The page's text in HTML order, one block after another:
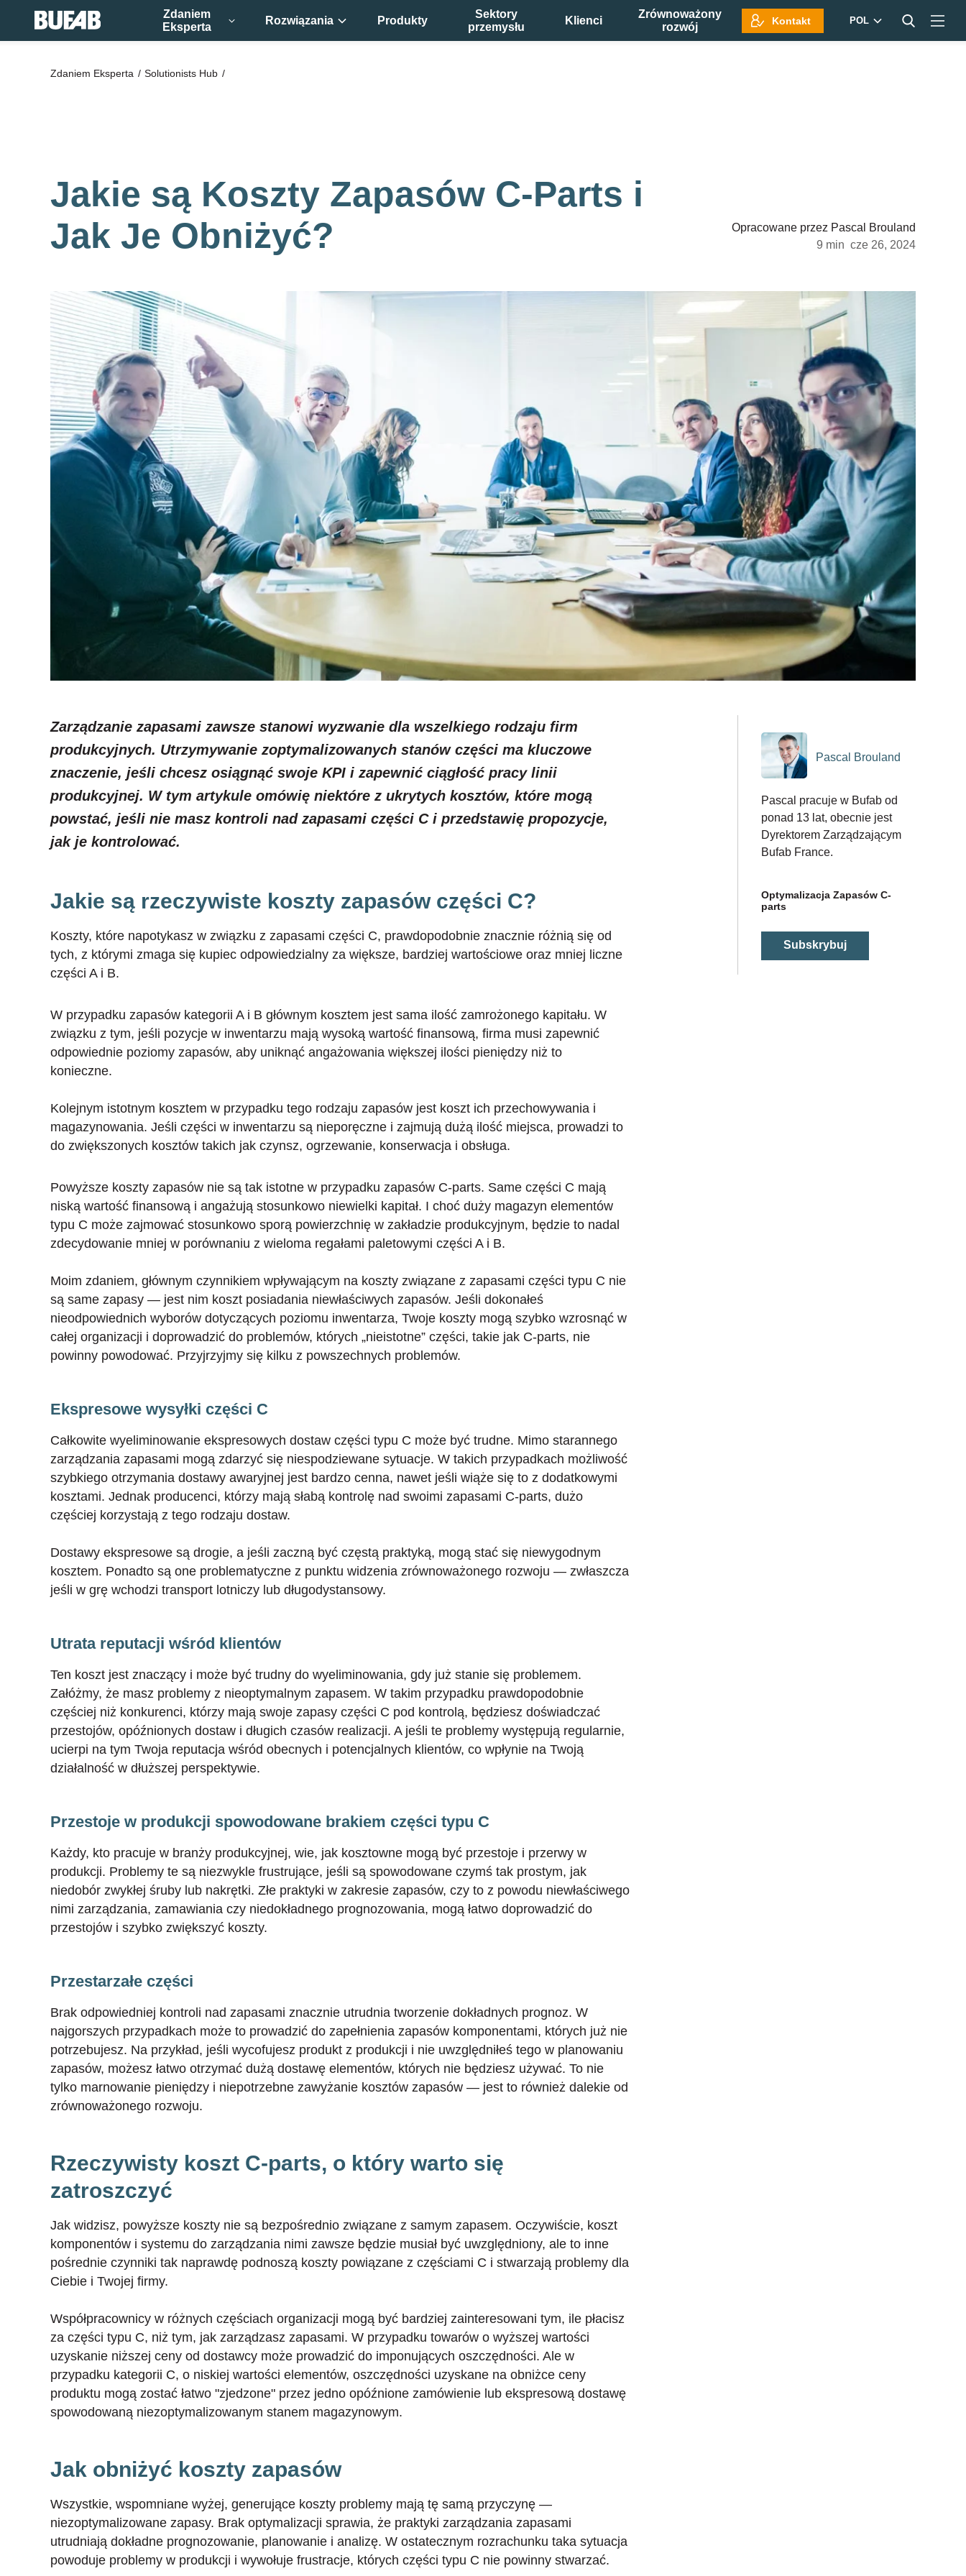
Zdaniem
Eksperta
Rozwiązania Produkty
Sektory
przemysłu
Klienci
Zrównoważony
rozwój
Kontakt POL
Zdaniem Eksperta Solutionists Hub
Jakie są Koszty Zapasów C-Parts i
Jak Je Obniżyć?
Opracowane przez Pascal Brouland
9 min cze 26, 2024
Zarządzanie zapasami zawsze stanowi wyzwanie dla wszelkiego rodzaju firm
produkcyjnych. Utrzymywanie zoptymalizowanych stanów części ma kluczowe
znaczenie, jeśli chcesz osiągnąć swoje KPI i zapewnić ciągłość pracy linii
produkcyjnej. W tym artykule omówię niektóre z ukrytych kosztów, które mogą
powstać, jeśli nie masz kontroli nad zapasami części C i przedstawię propozycje,
jak je kontrolować.
Jakie są rzeczywiste koszty zapasów części C?
Koszty, które napotykasz w związku z zapasami części C, prawdopodobnie znacznie różnią się od
tych, z którymi zmaga się kupiec odpowiedzialny za większe, bardziej wartościowe oraz mniej liczne
części A i B.
W przypadku zapasów kategorii A i B głównym kosztem jest sama ilość zamrożonego kapitału. W
związku z tym, jeśli pozycje w inwentarzu mają wysoką wartość finansową, firma musi zapewnić
odpowiednie poziomy zapasów, aby uniknąć angażowania większej ilości pieniędzy niż to
konieczne.
Kolejnym istotnym kosztem w przypadku tego rodzaju zapasów jest koszt ich przechowywania i
magazynowania. Jeśli części w inwentarzu są nieporęczne i zajmują dużą ilość miejsca, prowadzi to
do zwiększonych kosztów takich jak czynsz, ogrzewanie, konserwacja i obsługa.
Powyższe koszty zapasów nie są tak istotne w przypadku zapasów C-parts. Same części C mają
niską wartość finansową i angażują stosunkowo niewielki kapitał. I choć duży magazyn elementów
typu C może zajmować stosunkowo sporą powierzchnię w zakładzie produkcyjnym, będzie to nadal
zdecydowanie mniej w porównaniu z wieloma regałami paletowymi części A i B.
Moim zdaniem, głównym czynnikiem wpływającym na koszty związane z zapasami części typu C nie
są same zapasy — jest nim koszt posiadania niewłaściwych zapasów. Jeśli dokonałeś
nieodpowiednich wyborów dotyczących poziomu inwentarza, Twoje koszty mogą szybko wzrosnąć w
całej organizacji i doprowadzić do problemów, których „nieistotne” części, takie jak C-parts, nie
powinny powodować. Przyjrzyjmy się kilku z powszechnych problemów.
Ekspresowe wysyłki części C
Całkowite wyeliminowanie ekspresowych dostaw części typu C może być trudne. Mimo starannego
zarządzania zapasami mogą zdarzyć się niespodziewane sytuacje. W takich przypadkach możliwość
szybkiego otrzymania dostawy awaryjnej jest bardzo cenna, nawet jeśli wiąże się to z dodatkowymi
kosztami. Jednak producenci, którzy mają słabą kontrolę nad swoimi zapasami C-parts, dużo
częściej korzystają z tego rodzaju dostaw.
Dostawy ekspresowe są drogie, a jeśli zaczną być częstą praktyką, mogą stać się niewygodnym
kosztem. Ponadto są one problematyczne z punktu widzenia zrównoważonego rozwoju — zwłaszcza
jeśli w grę wchodzi transport lotniczy lub długodystansowy.
Utrata reputacji wśród klientów
Ten koszt jest znaczący i może być trudny do wyeliminowania, gdy już stanie się problemem.
Załóżmy, że masz problemy z nieoptymalnym zapasem. W takim przypadku prawdopodobnie
częściej niż konkurenci, którzy mają swoje zapasy części C pod kontrolą, będziesz doświadczać
przestojów, opóźnionych dostaw i długich czasów realizacji. A jeśli te problemy występują regularnie,
ucierpi na tym Twoja reputacja wśród obecnych i potencjalnych klientów, co wpłynie na Twoją
działalność w dłuższej perspektywie.
Przestoje w produkcji spowodowane brakiem części typu C
Każdy, kto pracuje w branży produkcyjnej, wie, jak kosztowne mogą być przestoje i przerwy w
produkcji. Problemy te są niezwykle frustrujące, jeśli są spowodowane czymś tak prostym, jak
niedobór zwykłej śruby lub nakrętki. Złe praktyki w zakresie zapasów, czy to z powodu niewłaściwego
nimi zarządzania, zamawiania czy niedokładnego prognozowania, mogą łatwo doprowadzić do
przestojów i szybko zwiększyć koszty.
Przestarzałe części
Brak odpowiedniej kontroli nad zapasami znacznie utrudnia tworzenie dokładnych prognoz. W
najgorszych przypadkach może to prowadzić do zapełnienia zapasów komponentami, których już nie
potrzebujesz. Na przykład, jeśli wycofujesz produkt z produkcji i nie uwzględniłeś tego w planowaniu
zapasów, możesz łatwo otrzymać dużą dostawę elementów, których nie będziesz używać. To nie
tylko marnowanie pieniędzy i niepotrzebne zawyżanie kosztów zapasów — jest to również dalekie od
zrównoważonego rozwoju.
Rzeczywisty koszt C-parts, o który warto się
zatroszczyć
Jak widzisz, powyższe koszty nie są bezpośrednio związane z samym zapasem. Oczywiście, koszt
komponentów i systemu do zarządzania nimi zawsze będzie musiał być uwzględniony, ale to inne
pośrednie czynniki tak naprawdę podnoszą koszty powiązane z częściami C i stwarzają problemy dla
Ciebie i Twojej firmy.
Współpracownicy w różnych częściach organizacji mogą być bardziej zainteresowani tym, ile płacisz
za części typu C, niż tym, jak zarządzasz zapasami. W przypadku towarów o wyższej wartości
uzyskanie niższej ceny od dostawcy może prowadzić do imponujących oszczędności. Ale w
przypadku kategorii C, o niskiej wartości elementów, oszczędności uzyskane na obniżce ceny
produktu mogą zostać łatwo "zjedzone" przez jedno opóźnione zamówienie lub ekspresową dostawę
spowodowaną niezoptymalizowanym stanem magazynowym.
Jak obniżyć koszty zapasów
Wszystkie, wspomniane wyżej, generujące koszty problemy mają tę samą przyczynę —
niezoptymalizowane zapasy. Brak optymalizacji sprawia, że praktyki zarządzania zapasami
utrudniają dokładne prognozowanie, planowanie i analizę. W ostatecznym rozrachunku taka sytuacja
powoduje problemy w produkcji i wywołuje frustracje, których części typu C nie powinny stwarzać.
Pascal Brouland
Pascal pracuje w Bufab od
ponad 13 lat, obecnie jest
Dyrektorem Zarządzającym
Bufab France.
Optymalizacja Zapasów C-
parts
Subskrybuj
Zdobywaj nową